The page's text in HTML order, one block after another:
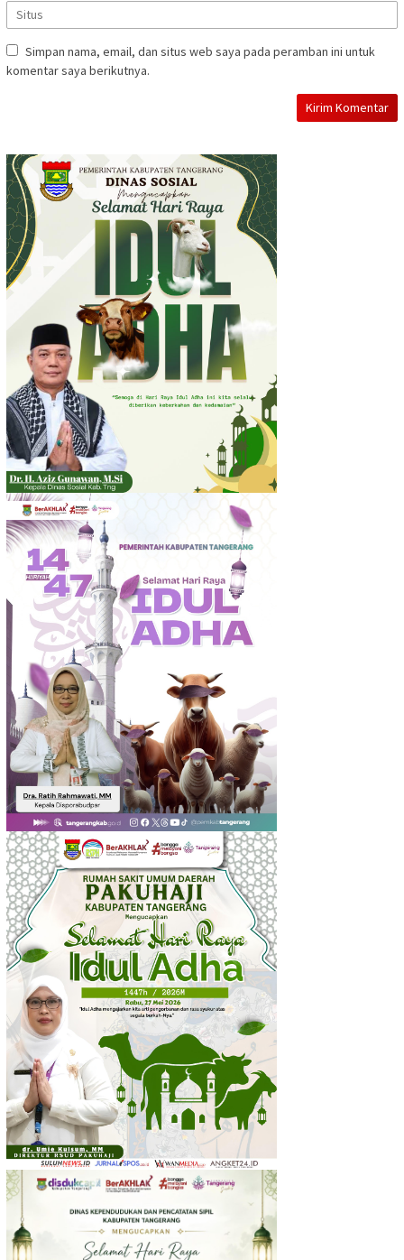
Simpan nama, email, dan situs web saya pada peramban ini untuk
komentar saya berikutnya.